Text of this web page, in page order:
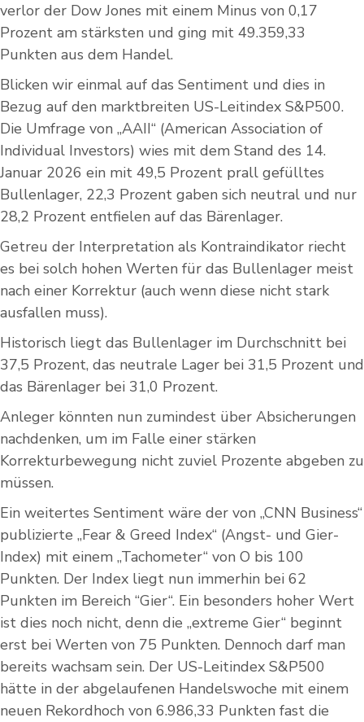
verlor der Dow Jones mit einem Minus von 0,17
Prozent am stärksten und ging mit 49.359,33
Punkten aus dem Handel.
Blicken wir einmal auf das Sentiment und dies in
Bezug auf den marktbreiten US-Leitindex S&P500.
Die Umfrage von „AAII“ (American Association of
Individual Investors) wies mit dem Stand des 14.
Januar 2026 ein mit 49,5 Prozent prall gefülltes
Bullenlager, 22,3 Prozent gaben sich neutral und nur
28,2 Prozent entfielen auf das Bärenlager.
Getreu der Interpretation als Kontraindikator riecht
es bei solch hohen Werten für das Bullenlager meist
nach einer Korrektur (auch wenn diese nicht stark
ausfallen muss).
Historisch liegt das Bullenlager im Durchschnitt bei
37,5 Prozent, das neutrale Lager bei 31,5 Prozent und
das Bärenlager bei 31,0 Prozent.
Anleger könnten nun zumindest über Absicherungen
nachdenken, um im Falle einer stärken
Korrekturbewegung nicht zuviel Prozente abgeben zu
müssen.
Ein weitertes Sentiment wäre der von „CNN Business“
publizierte „Fear & Greed Index“ (Angst- und Gier-
Index) mit einem „Tachometer“ von O bis 100
Punkten. Der Index liegt nun immerhin bei 62
Punkten im Bereich “Gier“. Ein besonders hoher Wert
ist dies noch nicht, denn die „extreme Gier“ beginnt
erst bei Werten von 75 Punkten. Dennoch darf man
bereits wachsam sein. Der US-Leitindex S&P500
hätte in der abgelaufenen Handelswoche mit einem
neuen Rekordhoch von 6.986,33 Punkten fast die